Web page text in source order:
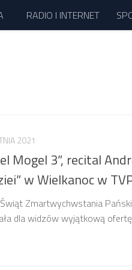
RADIO I INTERNET
2021
Mogel 3”, recital
w Wielkanoc w
Zmartwychwstania
dla widzów wyjątkową